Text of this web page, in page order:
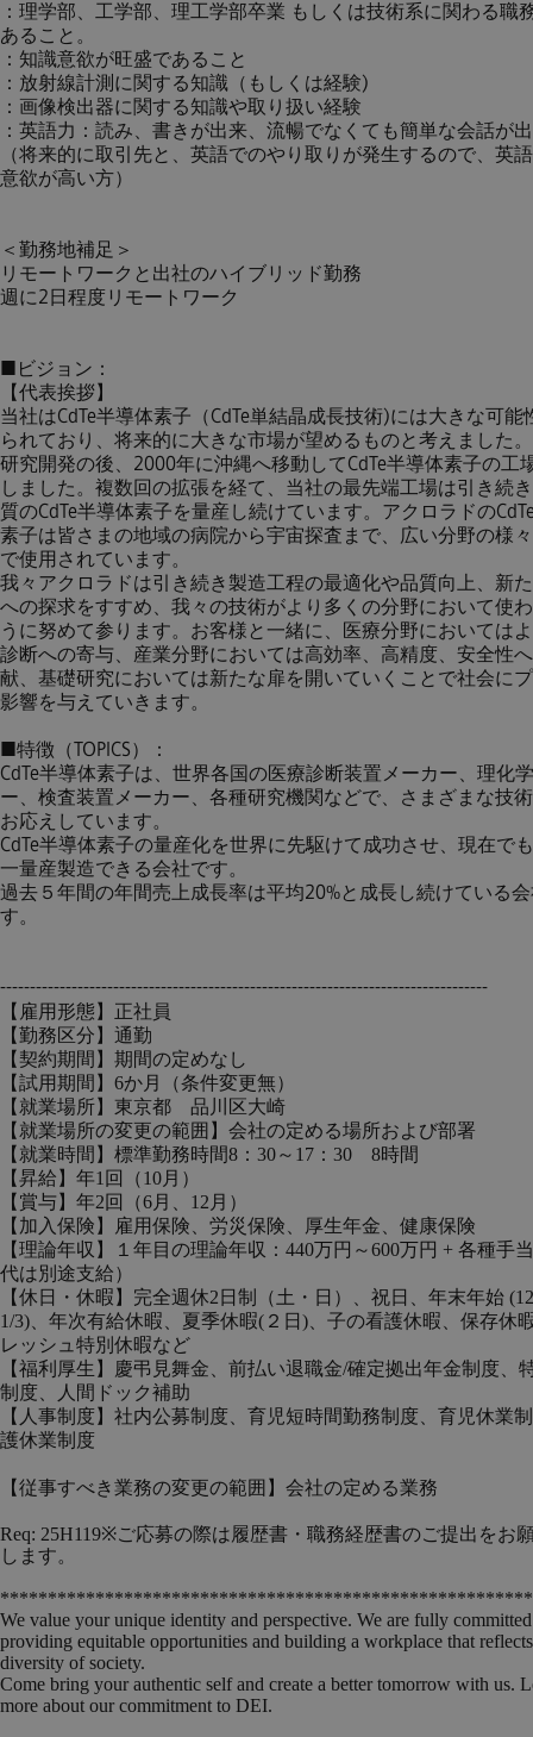
：理学部、工学部、理工学部卒業 もしくは技術系に関わる職
あること。
：知識意欲が旺盛であること
：放射線計測に関する知識（もしくは経験)
：画像検出器に関する知識や取り扱い経験
：英語力：読み、書きが出来、流暢でなくても簡単な会話が
（将来的に取引先と、英語でのやり取りが発生するので、英
意欲が高い方）
＜勤務地補足＞
リモートワークと出社のハイブリッド勤務
週に2日程度リモートワーク
■ビジョン：
【代表挨拶】
当社はCdTe半導体素子（CdTe単結晶成長技術)には大きな可能
られており、将来的に大きな市場が望めるものと考えました
研究開発の後、2000年に沖縄へ移動してCdTe半導体素子の工
しました。複数回の拡張を経て、当社の最先端工場は引き続
質のCdTe半導体素子を量産し続けています。アクロラドの
素子は皆さまの地域の病院から宇宙探査まで、広い分野の様
で使用されています。
我々アクロラドは引き続き製造工程の最適化や品質向上、新
への探求をすすめ、我々の技術がより多くの分野において使
うに努めて参ります。お客様と一緒に、医療分野においては
診断への寄与、産業分野においては高効率、高精度、安全性
献、基礎研究においては新たな扉を開いていくことで社会に
影響を与えていきます。
■特徴（TOPICS）：
CdTe半導体素子は、世界各国の医療診断装置メーカー、理化
ー、検査装置メーカー、各種研究機関などで、さまざまな技
お応えしています。
CdTe半導体素子の量産化を世界に先駆けて成功させ、現在で
一量産製造できる会社です。
過去５年間の年間売上成長率は平均20%と成長し続けている
す。
----------------------------------------------------------------------------------
【雇用形態】正社員
【勤務区分】通勤
【契約期間】期間の定めなし
【試用期間】6か月（条件変更無）
【就業場所】東京都 品川区大崎
【就業場所の変更の範囲】会社の定める場所および部署
【就業時間】標準勤務時間8：30～17：30 8時間
【昇給】年1回（10月）
【賞与】年2回（6月、12月）
【加入保険】雇用保険、労災保険、厚生年金、健康保険
【理論年収】１年目の理論年収：440万円 ～600万円 + 各種手
代は別途支給）
【休日・休暇】完全週休2日制（土・日）、祝日、年末年始
1/3)、年次有給休暇、夏季休暇(２日)、子の看護休暇、保存休
レッシュ特別休暇など
【福利厚生】慶弔見舞金、前払い退職金/確定拠出年金制度、
制度、人間ドック補助
【人事制度】社内公募制度、育児短時間勤務制度、育児休業
護休業制度
【従事すべき業務の変更の範囲】会社の定める業務
Req: 25H119※ご応募の際は履歴書・職務経歴書のご提出をお
します。
We value your unique identity and perspective. We are fully
providing equitable opportunities and building a workplace that
diversity of society.
Come bring your authentic self and create a better tomorrow with us.
more about our commitment to DEI.